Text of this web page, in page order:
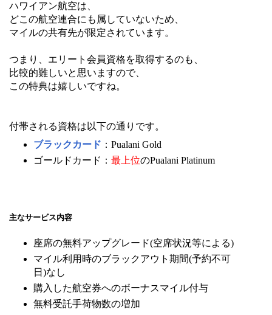
ハワイアン航空は、
どこの航空連合にも属していないため、
マイルの共有先が限定されています。
つまり、エリート会員資格を取得するのも、
比較的難しいと思いますので、
この特典は嬉しいですね。
付帯される資格は以下の通りです。
ブラックカード ：Pualani Gold
ゴールドカード： 最上位のPualani Platinum
主なサービス内容
座席の無料アップグレード(空席状況等による)
マイル利用時のブラックアウト期間(予約不可
日)なし
購入した航空券へのボーナスマイル付与
無料受託手荷物数の増加